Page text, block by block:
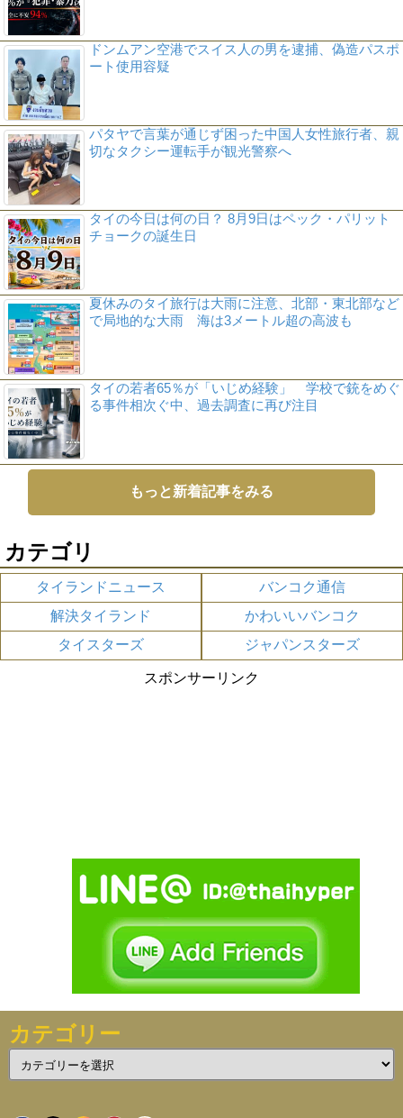
ドンムアン空港でスイス人の男を逮捕、偽造パスポ
ート使用容疑
パタヤで言葉が通じず困った中国人女性旅行者、親
切なタクシー運転手が観光警察へ
タイの今日は何の日？ 8月9日はペック・パリット
チョークの誕生日
夏休みのタイ旅行は大雨に注意、北部・東北部など
で局地的な大雨 海は3メートル超の高波も
タイの若者65％が「いじめ経験」 学校で銃をめぐ
る事件相次ぐ中、過去調査に再び注目
もっと新着記事をみる
カテゴリ
タイランドニュース
バンコク通信
解決タイランド
かわいいバンコク
タイスターズ
ジャパンスターズ
スポンサーリンク
カテゴリー
テ
リ